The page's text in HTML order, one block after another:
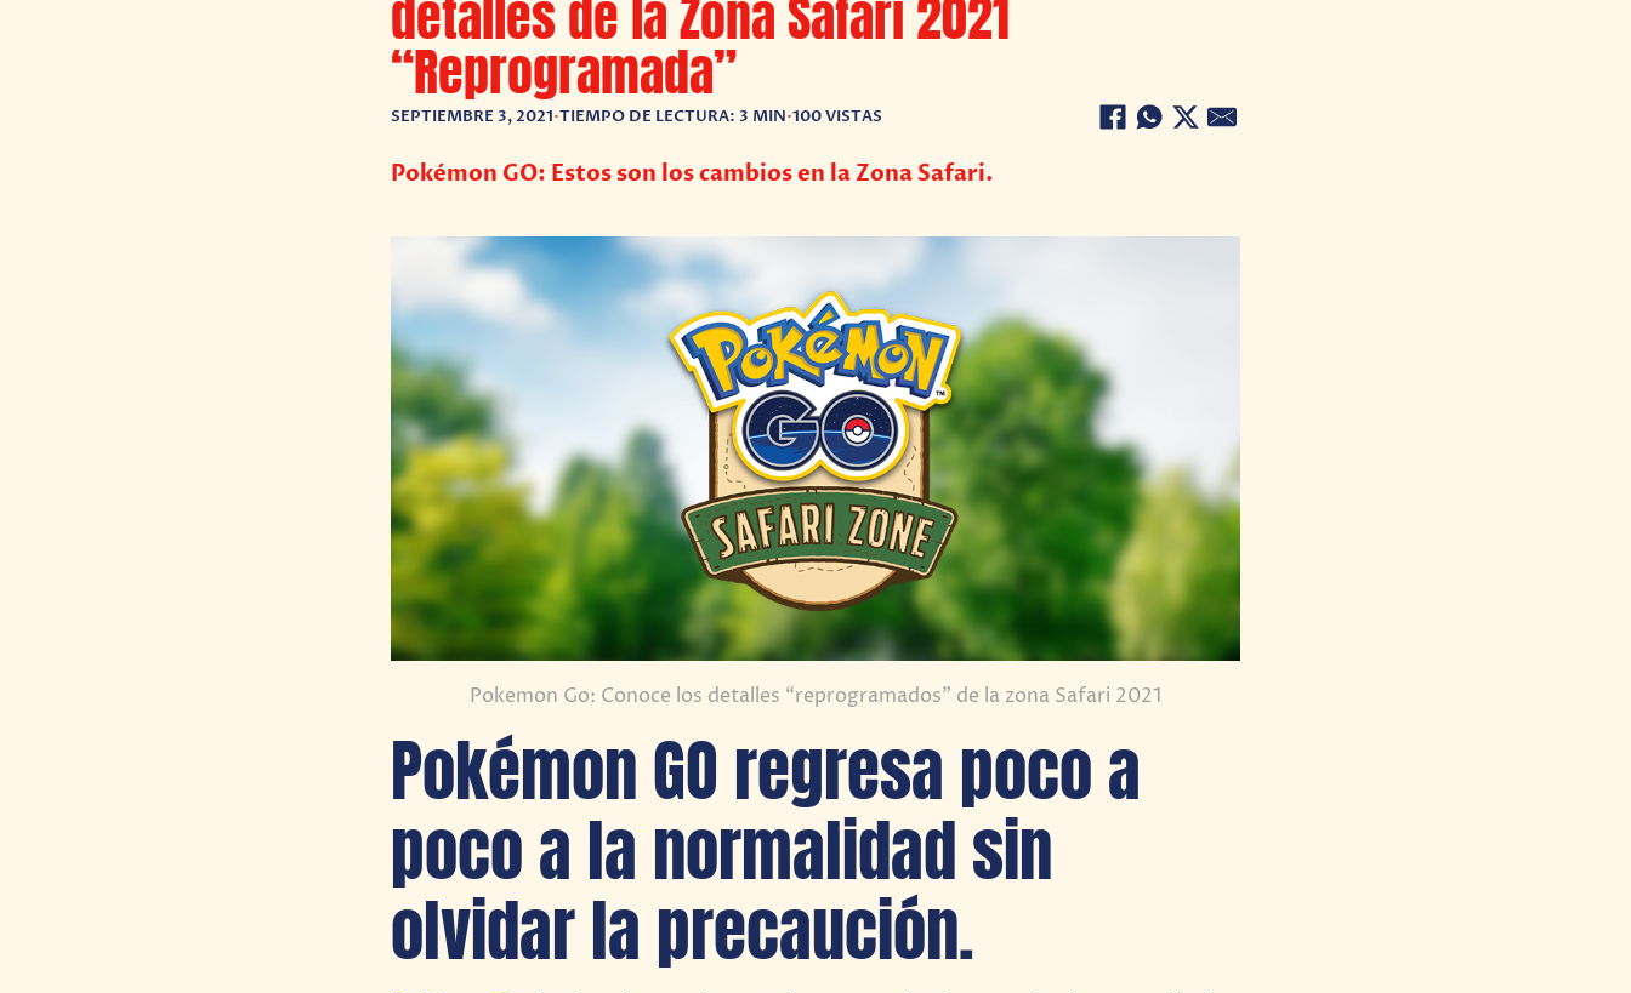
detalles de la Zona Safari 2021
“Reprogramada”
SEPTIEMBRE 3, 2021•TIEMPO DE LECTURA: 3 MIN•100 VISTAS
Pokémon GO: Estos son los cambios en la Zona Safari.
Pokemon Go: Conoce los detalles “reprogramados” de la zona Safari 2021
Pokémon GO regresa poco a
poco a la normalidad sin
olvidar la precaución.